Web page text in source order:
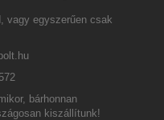
vagy egyszerűen csak
bárhonnan
kiszállítunk!